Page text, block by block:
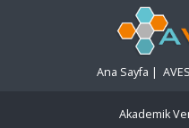
Ana Sayfa |
Akademik